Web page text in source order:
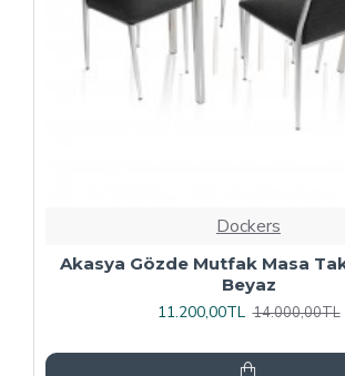
Dockers
Premıum - Gözde Mutfak
Füme
13.600,00TL 17.000,00TL